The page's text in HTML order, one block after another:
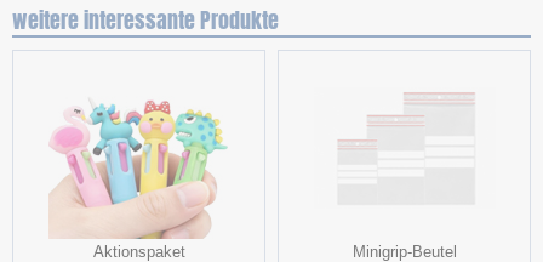
weitere interessante Produkte
Aktionspaket Minigrip-Beutel